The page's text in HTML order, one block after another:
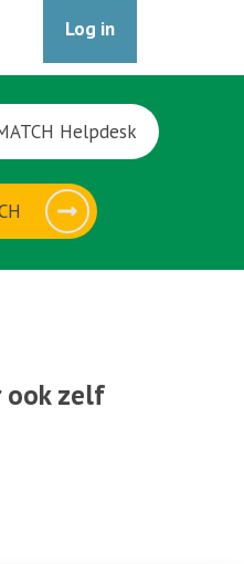
Log in
Helpdesk
ook zelf